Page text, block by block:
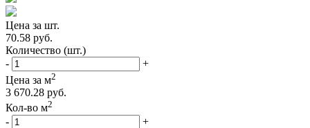
Цена за шт.
70.58 руб.
Количество (шт.)
-
+
Цена за м2
3 670.28 руб.
Кол-во м2
-
+